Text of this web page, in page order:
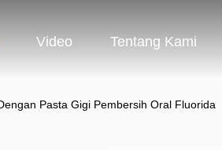
Video Tentang Kami
Pasta Gigi Pembersih Oral Fluorida